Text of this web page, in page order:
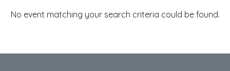
No event matching your search criteria could be found.